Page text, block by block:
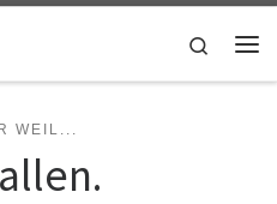
Search
WEIL...